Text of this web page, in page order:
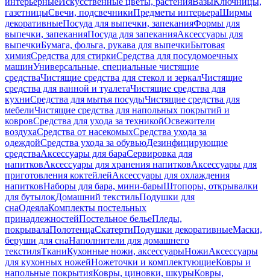
газетницыСвечи, подсвечникиПредметы интерьераШирмы
декоративныеПосуда для выпечки, запеканияФормы для
выпечки, запеканияПосуда для запеканияАксессуары для
выпечкиБумага, фольга, рукава для выпечкиБытовая
химияСредства для стиркиСредства для посудомоечных
машинУниверсальные, специальные чистящие
средстваЧистящие средства для стекол и зеркалЧистящие
средства для ванной и туалетаЧистящие средства для
кухниСредства для мытья посудыЧистящие средства для
мебелиЧистящие средства для напольных покрытий и
ковровСредства для ухода за техникойОсвежители
воздухаСредства от насекомыхСредства ухода за
одеждойСредства ухода за обувьюДезинфицирующие
средстваАксессуары для бараСервировка для
напитковАксессуары для хранения напитковАксессуары для
приготовления коктейлейАксессуары для охлаждения
напитковНаборы для бара, мини-барыШтопоры, открывалки
для бутылокДомашний текстильПодушки для
снаОдеялаКомплекты постельных
принадлежностейПостельное бельеПледы,
покрывалаПолотенцаСкатертиПодушки декоративныеМаски,
беруши для снаНаполнители для домашнего
текстиляТканиКухонные ножи, аксессуарыНожиАксессуары
для кухонных ножейНожеточки и комплектующиеКовры и
напольные покрытияКовры, циновки, шкурыКовры,